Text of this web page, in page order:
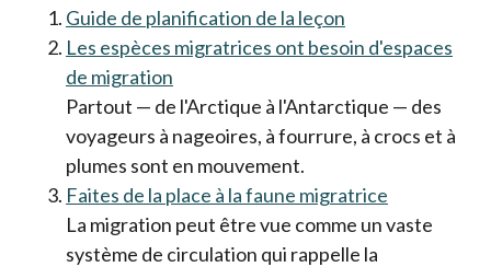
Guide de planification de la leçon
Les espèces migratrices ont besoin d'espaces
de migration
Partout — de l'Arctique à l'Antarctique — des
voyageurs à nageoires, à fourrure, à crocs et à
plumes sont en mouvement.
Faites de la place à la faune migratrice
La migration peut être vue comme un vaste
système de circulation qui rappelle la